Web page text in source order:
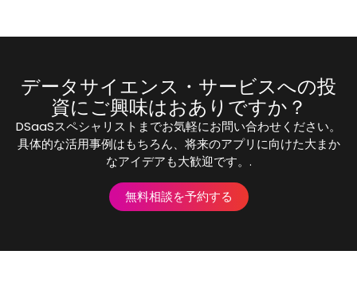
データサイエンス・サービスへの投
資にご興味はおありですか？
DSaaSスペシャリストまでお気軽にお問い合わせください。
具体的な活用事例はもちろん、将来のアプリに向けた大まか
なアイデアも大歓迎です。.
無料相談を予約する